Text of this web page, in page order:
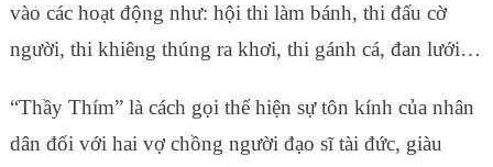
vào các hoạt động như: hội thi làm bánh, thi đấu cờ
người, thi khiêng thúng ra khơi, thi gánh cá, đan lưới…
“Thầy Thím” là cách gọi thể hiện sự tôn kính của nhân
dân đối với hai vợ chồng người đạo sĩ tài đức, giàu